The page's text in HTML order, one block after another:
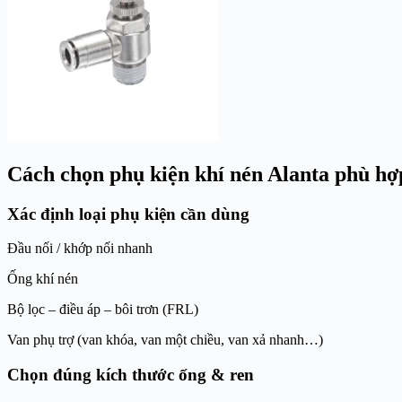
Cách chọn phụ kiện khí nén Alanta phù
Xác định loại phụ kiện cần dùng
Đầu nối / khớp nối nhanh
Ống khí nén
Bộ lọc – điều áp – bôi trơn (FRL)
Van phụ trợ (van khóa, van một chiều, van xả nhanh…)
Chọn đúng kích thước ống & ren